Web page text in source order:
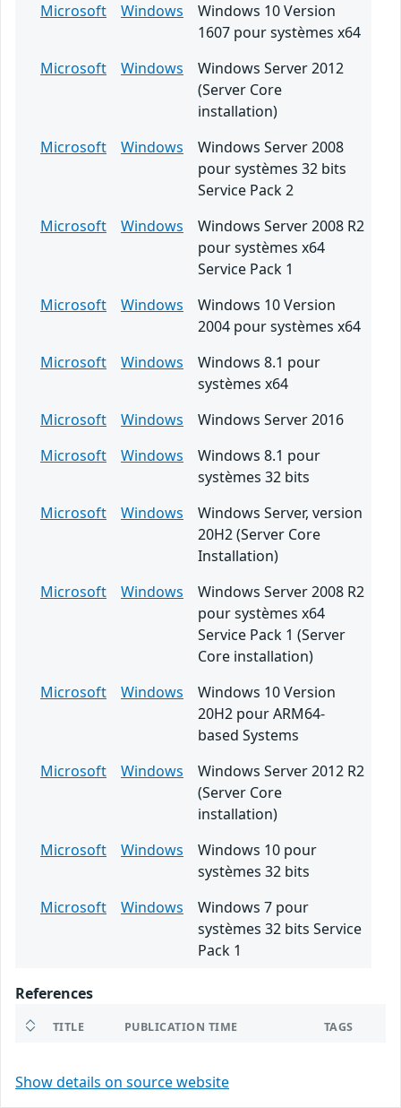
Microsoft
Windows
Windows 10 Version
1607 pour systèmes x64
Microsoft
Windows
Windows Server 2012
(Server Core
installation)
Microsoft
Windows
Windows Server 2008
pour systèmes 32 bits
Service Pack 2
Microsoft
Windows
Windows Server 2008 R2
pour systèmes x64
Service Pack 1
Microsoft
Windows
Windows 10 Version
2004 pour systèmes x64
Microsoft
Windows
Windows 8.1 pour
systèmes x64
Microsoft
Windows
Windows Server 2016
Microsoft
Windows
Windows 8.1 pour
systèmes 32 bits
Microsoft
Windows
Windows Server, version
20H2 (Server Core
Installation)
Microsoft
Windows
Windows Server 2008 R2
pour systèmes x64
Service Pack 1 (Server
Core installation)
Microsoft
Windows
Windows 10 Version
20H2 pour ARM64-
based Systems
Microsoft
Windows
Windows Server 2012 R2
(Server Core
installation)
Microsoft
Windows
Windows 10 pour
systèmes 32 bits
Microsoft
Windows
Windows 7 pour
systèmes 32 bits Service
Pack 1
References
TITLE PUBLICATION TIME TAGS
Show details on source website